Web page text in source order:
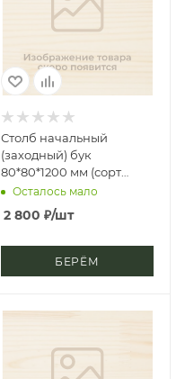
Столб начальный
(заходный) бук
80*80*1200 мм (сорт
Экстра) кубок
Осталось мало
2 800 ₽/шт
БЕРЁМ